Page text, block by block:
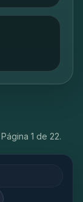
1 de 22.